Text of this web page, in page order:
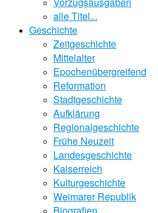
alle Titel...
Geschichte
Zeitgeschichte
Mittelalter
Epochenübergreifend
Reformation
Stadtgeschichte
Aufklärung
Regionalgeschichte
Frühe Neuzeit
Landesgeschichte
Kaiserreich
Kulturgeschichte
Weimarer Republik